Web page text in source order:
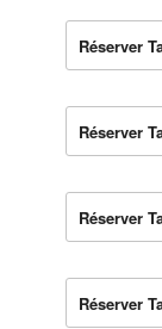
Réserver
Réserver
Réserver
Réserver